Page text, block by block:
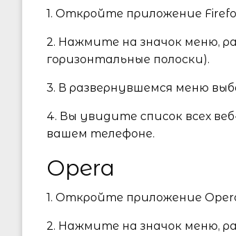
1. Откройте приложение
2. Нажмите на значок меню,
горизонтальные полоски).
3. В развернувшемся меню
4. Вы увидите список всех
вашем телефоне.
Opera
1. Откройте приложение
2. Нажмите на значок меню,